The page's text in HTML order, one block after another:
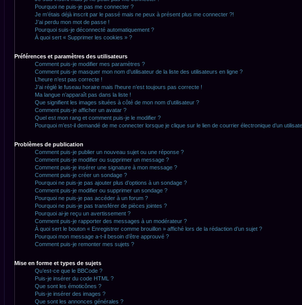
Pourquoi ne puis-je pas me connecter ?
Je m’étais déjà inscrit par le passé mais ne peux à présent plus me connecter ?!
J’ai perdu mon mot de passe !
Pourquoi suis-je déconnecté automatiquement ?
À quoi sert « Supprimer les cookies » ?
Préférences et paramètres des utilisateurs
Comment puis-je modifier mes paramètres ?
Comment puis-je masquer mon nom d’utilisateur de la liste des utilisateurs en ligne ?
L’heure n’est pas correcte !
J’ai réglé le fuseau horaire mais l’heure n’est toujours pas correcte !
Ma langue n’apparaît pas dans la liste !
Que signifient les images situées à côté de mon nom d’utilisateur ?
Comment puis-je afficher un avatar ?
Quel est mon rang et comment puis-je le modifier ?
Pourquoi m’est-il demandé de me connecter lorsque je clique sur le lien de courrier électronique d’un
Problèmes de publication
Comment puis-je publier un nouveau sujet ou une réponse ?
Comment puis-je modifier ou supprimer un message ?
Comment puis-je insérer une signature à mon message ?
Comment puis-je créer un sondage ?
Pourquoi ne puis-je pas ajouter plus d’options à un sondage ?
Comment puis-je modifier ou supprimer un sondage ?
Pourquoi ne puis-je pas accéder à un forum ?
Pourquoi ne puis-je pas transférer de pièces jointes ?
Pourquoi ai-je reçu un avertissement ?
Comment puis-je rapporter des messages à un modérateur ?
À quoi sert le bouton « Enregistrer comme brouillon » affiché lors de la rédaction d’un sujet ?
Pourquoi mon message a-t-il besoin d’être approuvé ?
Comment puis-je remonter mes sujets ?
Mise en forme et types de sujets
Qu’est-ce que le BBCode ?
Puis-je insérer du code HTML ?
Que sont les émoticônes ?
Puis-je insérer des images ?
Que sont les annonces générales ?